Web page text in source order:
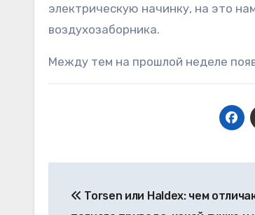
электрическую начинку, на это
воздухозаборника.
Между тем на прошлой неделе
по
Torsen или Haldex: чем